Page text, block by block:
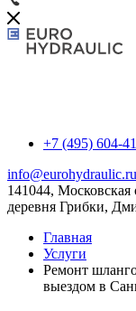
+7 (495) 604-
info@eurohydraulic.ru
141044,
деревня Грибки,
Главная
Услуги
Ремонт
выездом в